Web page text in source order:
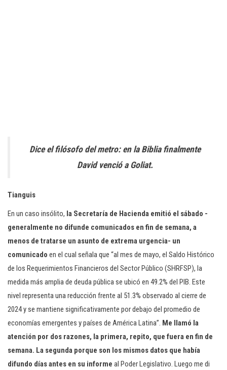
Dice el filósofo del metro: en la Biblia finalmente
David venció a Goliat.
Tianguis
En un caso insólito, la Secretaría de Hacienda emitió el sábado -
generalmente no difunde comunicados en fin de semana, a
menos de tratarse un asunto de extrema urgencia- un
comunicado en el cual señala que “al mes de mayo, el Saldo Histórico
de los Requerimientos Financieros del Sector Público (SHRFSP), la
medida más amplia de deuda pública se ubicó en 49.2% del PIB. Este
nivel representa una reducción frente al 51.3% observado al cierre de
2024 y se mantiene significativamente por debajo del promedio de
economías emergentes y países de América Latina”. Me llamó la
atención por dos razones, la primera, repito, que fuera en fin de
semana. La segunda porque son los mismos datos que había
difundo días antes en su informe al Poder Legislativo. Luego me di